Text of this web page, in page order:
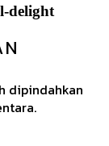
delight
dipindahkan